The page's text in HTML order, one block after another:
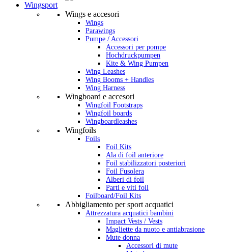
Wingsport
Wings e accesori
Wings
Parawings
Pumpe / Accessori
Accessori per pompe
Hochdruckpumpen
Kite & Wing Pumpen
Wing Leashes
Wing Booms + Handles
Wing Harness
Wingboard e accesori
Wingfoil Footstraps
Wingfoil boards
Wingboardleashes
Wingfoils
Foils
Foil Kits
Ala di foil anteriore
Foil stabilizzatori posteriori
Foil Fusolera
Alberi di foil
Parti e viti foil
Foilboard/Foil Kits
Abbigliamento per sport acquatici
Attrezzatura acquatici bambini
Impact Vests / Vests
Magliette da nuoto e antiabrasione
Mute donna
Accessori di mute